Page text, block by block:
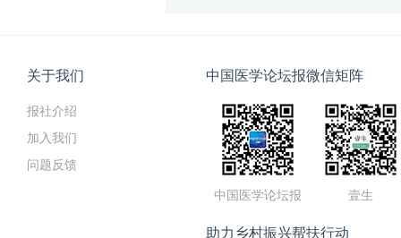
关于我们
报社介绍
加入我们
问题反馈
中国医学论坛报微信矩阵
中国医学论坛报 壹生
助力乡村振兴帮扶行动